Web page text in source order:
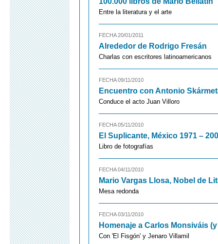
Entre la literatura y el arte
FECHA 20/01/2011
Alrededor de Rodrigo Fresán
Charlas con escritores latinoamericanos
FECHA 09/11/2010
Encuentro con Antonio
Conduce el acto Juan Villoro
FECHA 05/11/2010
El Suplicante, México 1971 –
Libro de fotografías
FECHA 04/11/2010
Mario Vargas Llosa, Nobel de
Mesa redonda
FECHA 03/11/2010
Homenaje a Carlos Monsiváis (y
Con 'El Fisgón' y Jenaro Villamil